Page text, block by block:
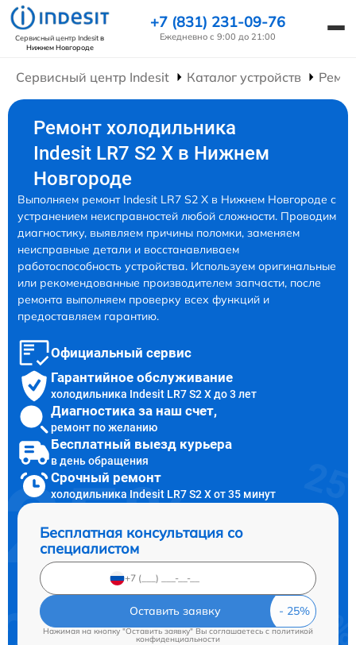
Сервисный центр Indesitв
Нижнем Новгороде
+7 (831) 231-09-76
Ежедневно с 9:00 до 21:00
Сервисный центр Indesit Каталог устройств
Ремонт холодильника
Indesit LR7 S2 X в Нижнем
Новгороде
Выполняем ремонт Indesit LR7 S2 X в Нижнем Новгороде с
устранением неисправностей любой сложности. Проводим
диагностику, выявляем причины поломки, заменяем
неисправные детали и восстанавливаем
работоспособность устройства. Используем оригинальные
или рекомендованные производителем запчасти, после
ремонта выполняем проверку всех функций и
предоставляем гарантию.
Официальный сервис
Гарантийное обслуживание
холодильника Indesit LR7 S2 X до 3 лет
Диагностика за наш счет,
ремонт по желанию
Бесплатный выезд курьера
в день обращения
Срочный ремонт
холодильника Indesit LR7 S2 X от 35 минут
Бесплатная консультация со
специалистом
Оставить заявку
Нажимая на кнопку "Оставить заявку" Вы соглашаетесь cполитикой
конфиденциальности